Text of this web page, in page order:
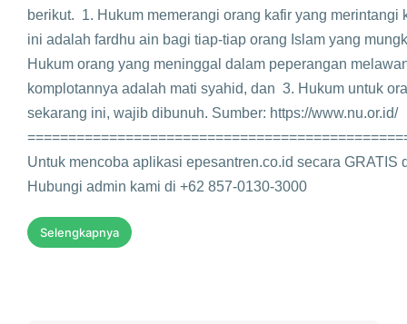
berikut. 1. Hukum memerangi orang kafir yang merintangi
ini adalah fardhu ain bagi tiap-tiap orang Islam yang
Hukum orang yang meninggal dalam peperangan
komplotannya adalah mati syahid, dan 3. Hukum untuk
sekarang ini, wajib dibunuh. Sumber: https://www.nu.or.id/
Untuk mencoba aplikasi epesantren.co.id secara GRATIS
Hubungi admin kami di +62 857-0130-3000
Selengkapnya